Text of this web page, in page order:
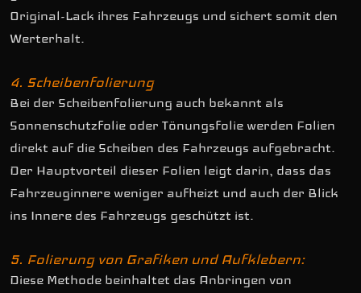
Original-Lack ihres Fahrzeugs und sichert somit den
Werterhalt.
4. Scheibenfolierung
Bei der Scheibenfolierung auch bekannt als
Sonnenschutzfolie oder Tönungsfolie werden Folien
direkt auf die Scheiben des Fahrzeugs aufgebracht.
Der Hauptvorteil dieser Folien leigt darin, dass das
Fahrzeuginnere weniger aufheizt und auch der Blick
ins Innere des Fahrzeugs geschützt ist.
5. Folierung von Grafiken und Aufklebern:
Diese Methode beinhaltet das Anbringen von